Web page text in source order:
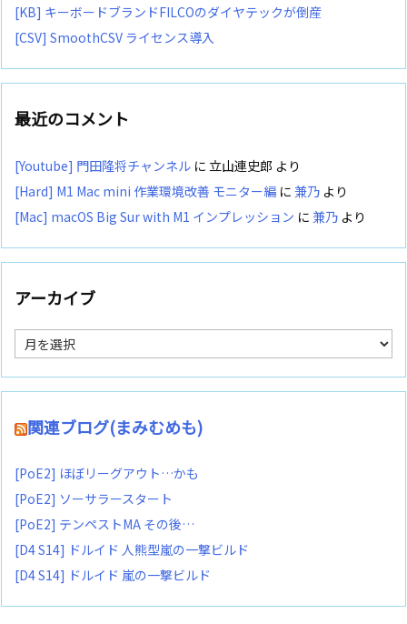
[KB] キーボードブランドFILCOのダイヤテックが倒産
[CSV] SmoothCSV ライセンス導入
最近のコメント
[Youtube] 門田隆将チャンネル に 立山連史郎 より
[Hard] M1 Mac mini 作業環境改善 モニター編 に 兼乃 より
[Mac] macOS Big Sur with M1 インプレッション に 兼乃 より
アーカイブ
ア
ー
カ
イ
関連ブログ(まみむめも)
[PoE2] ほぼリーグアウト…かも
[PoE2] ソーサラースタート
[PoE2] テンペストMA その後…
[D4 S14] ドルイド 人熊型嵐の一撃ビルド
[D4 S14] ドルイド 嵐の一撃ビルド